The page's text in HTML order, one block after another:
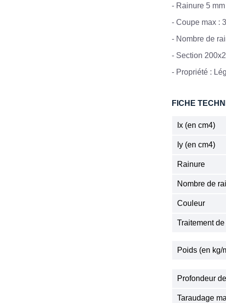
- Rainure 5 mm
- Coupe max :
- Nombre de
- Section
- Propriété :
FICHE
Ix (en cm4)
Iy (en cm4)
Rainure
Nombre de
Couleur
Traitement
Poids (en kg/
Profondeur
Taraudage